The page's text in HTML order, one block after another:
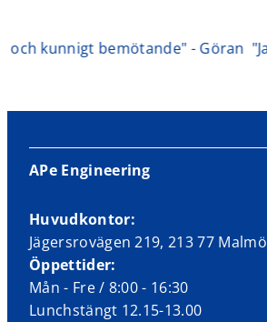
kunnigt bemötande" - Göran "Jag
APe Engineering
Huvudkontor:
Jägersrovägen 219, 213 77 Malmö
Öppettider:
Mån - Fre / 8:00 - 16:30
Lunchstängt 12.15-13.00